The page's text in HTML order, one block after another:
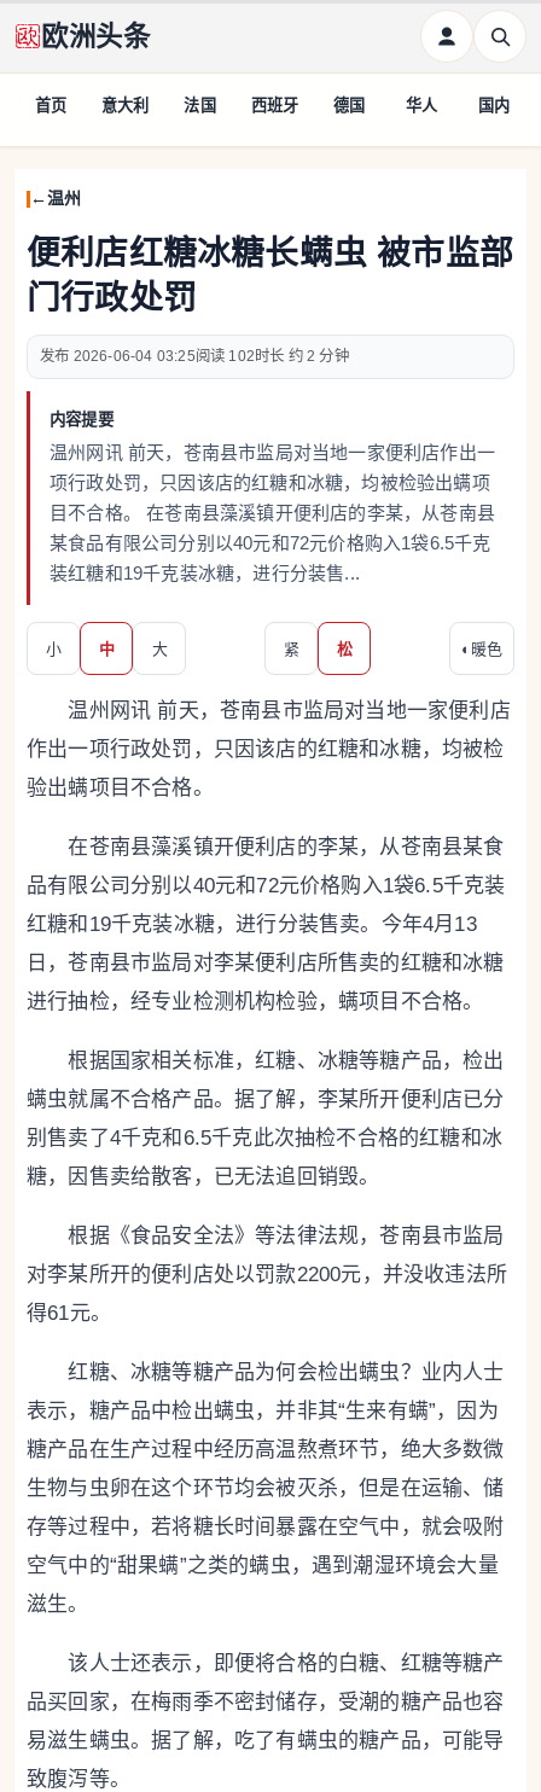
欧洲头条
首页 意大利 法国 西班牙 德国 华人 国内
温州
便利店红糖冰糖长螨虫 被市监部
门行政处罚
2026-06-04 03:25 102 约 2 分钟
内容提要
温州网讯 前天，苍南县市监局对当地一家便利店作出一
项行政处罚，只因该店的红糖和冰糖，均被检验出螨项
目不合格。 在苍南县藻溪镇开便利店的李某，从苍南县
某食品有限公司分别以40元和72元价格购入1袋6.5千克
装红糖和19千克装冰糖，进行分装售...
小 中 大 紧 松 ◐ 暖色
温州网讯 前天，苍南县市监局对当地一家便利店
作出一项行政处罚，只因该店的红糖和冰糖，均被检
验出螨项目不合格。
在苍南县藻溪镇开便利店的李某，从苍南县某食
品有限公司分别以40元和72元价格购入1袋6.5千克装
红糖和19千克装冰糖，进行分装售卖。今年4月13
日，苍南县市监局对李某便利店所售卖的红糖和冰糖
进行抽检，经专业检测机构检验，螨项目不合格。
根据国家相关标准，红糖、冰糖等糖产品，检出
螨虫就属不合格产品。据了解，李某所开便利店已分
别售卖了4千克和6.5千克此次抽检不合格的红糖和冰
糖，因售卖给散客，已无法追回销毁。
根据《食品安全法》等法律法规，苍南县市监局
对李某所开的便利店处以罚款2200元，并没收违法所
得61元。
红糖、冰糖等糖产品为何会检出螨虫？业内人士
表示，糖产品中检出螨虫，并非其“生来有螨”，因为
糖产品在生产过程中经历高温熬煮环节，绝大多数微
生物与虫卵在这个环节均会被灭杀，但是在运输、储
存等过程中，若将糖长时间暴露在空气中，就会吸附
空气中的“甜果螨”之类的螨虫，遇到潮湿环境会大量
滋生。
该人士还表示，即便将合格的白糖、红糖等糖产
品买回家，在梅雨季不密封储存，受潮的糖产品也容
易滋生螨虫。据了解，吃了有螨虫的糖产品，可能导
致腹泻等。